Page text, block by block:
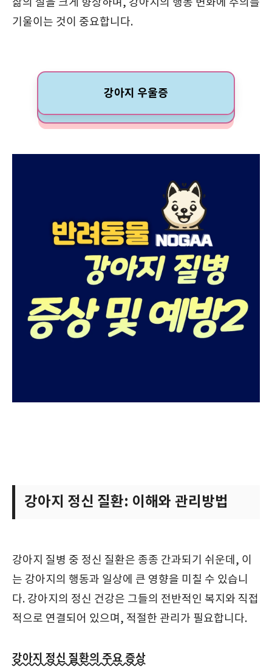
삶의 질을 크게 향상하며, 강아지의 행동 변화에 주의를
기울이는 것이 중요합니다.
강아지 우울증
강아지 정신 질환: 이해와 관리방법
강아지 질병 중 정신 질환은 종종 간과되기 쉬운데, 이
는 강아지의 행동과 일상에 큰 영향을 미칠 수 있습니
다. 강아지의 정신 건강은 그들의 전반적인 복지와 직접
적으로 연결되어 있으며, 적절한 관리가 필요합니다.
강아지 정신 질환의 주요 증상